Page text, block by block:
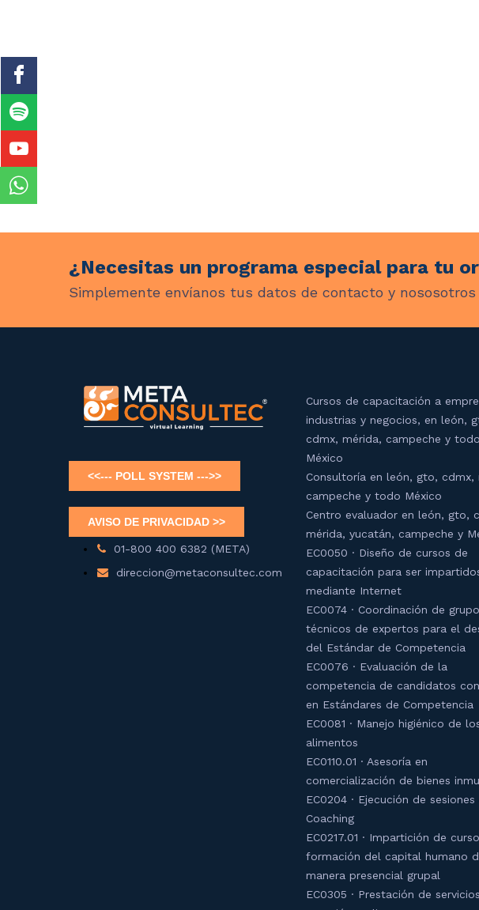
¿Necesitas un programa especial para tu
Simplemente envíanos tus datos de contacto y
01-800 400 6382 (META)
direccion@metaconsultec.com
Cursos de capacitación a
industrias y negocios, en león,
cdmx, mérida, campeche y todo
México
Consultoría en león, gto, cdmx,
campeche y todo México
Centro evaluador en león, gto,
mérida, yucatán, campeche y
EC0050 · Diseño de cursos de
capacitación para ser
mediante Internet
EC0074 · Coordinación de
técnicos de expertos para el
del Estándar de Competencia
EC0076 · Evaluación de la
competencia de candidatos
en Estándares de Competencia
EC0081 · Manejo higiénico de
alimentos
EC0110.01 · Asesoría en
comercialización de bienes
EC0204 · Ejecución de sesiones
Coaching
EC0217.01 · Impartición de
formación del capital humano
manera presencial grupal
EC0305 · Prestación de